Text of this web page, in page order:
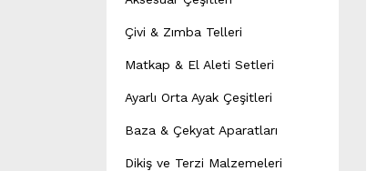
Çivi & Zımba Telleri
Matkap & El Aleti Setleri
Ayarlı Orta Ayak Çeşitleri
Baza & Çekyat Aparatları
Dikiş ve Terzi Malzemeleri